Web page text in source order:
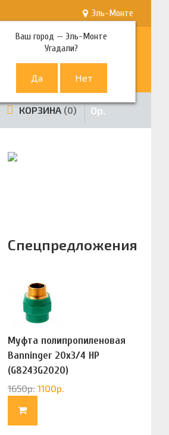
Эль-Монте
Ваш город —Эль-Монте
Угадали?
телефон
380-80-80
КОРЗИНА 0 0р.
Спецпредложения
Муфта полипропиленовая
Banninger 20х3/4 НР
(G8243G2020)
1650р. 1100р.